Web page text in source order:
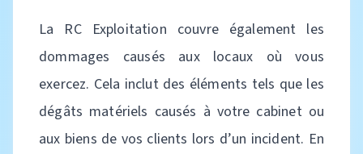
La RC Exploitation couvre également les
dommages causés aux locaux où vous
exercez. Cela inclut des éléments tels que les
dégâts matériels causés à votre cabinet ou
aux biens de vos clients lors d’un incident. En